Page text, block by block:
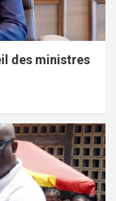
des ministres